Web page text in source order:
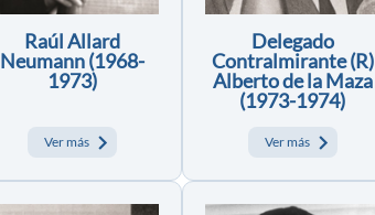
Raúl Allard
Neumann (1968-
1973)
Ver más
Delegado
Contralmirante (R)
Alberto de la Maza
(1973-1974)
Ver más